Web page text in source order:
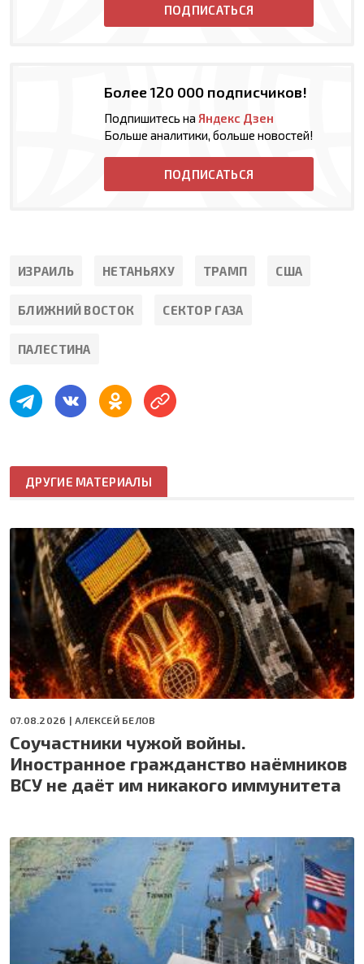
ПОДПИСАТЬСЯ
Более 120 000 подписчиков!
Подпишитесь на Яндекс Дзен
Больше аналитики, больше новостей!
ПОДПИСАТЬСЯ
ИЗРАИЛЬ НЕТАНЬЯХУ ТРАМП США
БЛИЖНИЙ ВОСТОК СЕКТОР ГАЗА
ПАЛЕСТИНА
ДРУГИЕ МАТЕРИАЛЫ
07.08.2026 |АЛЕКСЕЙ БЕЛОВ
Соучастники чужой войны.
Иностранное гражданство наёмников
ВСУ не даёт им никакого иммунитета